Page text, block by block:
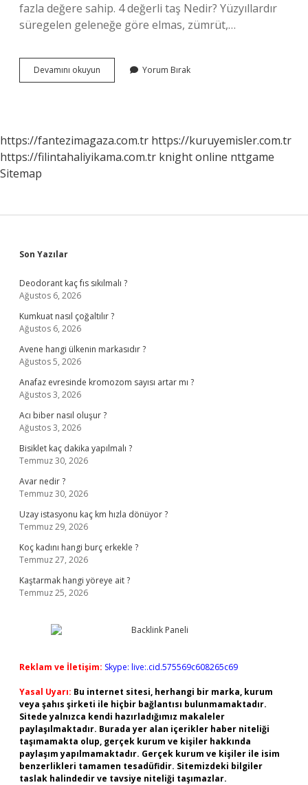
fazla değere sahip. 4 değerli taş Nedir? Yüzyıllardır
süregelen geleneğe göre elmas, zümrüt,…
Devamını okuyun Dünyadaki
En
Yorum Bırak
https://fantezimagaza.com.tr https://kuruyemisler.com.tr
https://filintahaliyikama.com.tr knight online nttgame
Sitemap
Sidebar
Son Yazılar
Deodorant kaç fıs sıkılmalı ?
Ağustos 6, 2026
Kumkuat nasıl çoğaltılır ?
Ağustos 6, 2026
Avene hangi ülkenin markasıdır ?
Ağustos 5, 2026
Anafaz evresinde kromozom sayısı artar mı ?
Ağustos 3, 2026
Acı biber nasıl oluşur ?
Ağustos 3, 2026
Bisiklet kaç dakika yapılmalı ?
Temmuz 30, 2026
Avar nedir ?
Temmuz 30, 2026
Uzay istasyonu kaç km hızla dönüyor ?
Temmuz 29, 2026
Koç kadını hangi burç erkekle ?
Temmuz 27, 2026
Kaştarmak hangi yöreye ait ?
Temmuz 25, 2026
Reklam ve İletişim: Skype: live:.cid.575569c608265c69
Yasal Uyarı: Bu internet sitesi, herhangi bir marka, kurum
veya şahıs şirketi ile hiçbir bağlantısı bulunmamaktadır.
Sitede yalnızca kendi hazırladığımız makaleler
paylaşılmaktadır. Burada yer alan içerikler haber niteliği
taşımamakta olup, gerçek kurum ve kişiler hakkında
paylaşım yapılmamaktadır. Gerçek kurum ve kişiler ile isim
benzerlikleri tamamen tesadüfidir. Sitemizdeki bilgiler
taslak halindedir ve tavsiye niteliği taşımazlar.